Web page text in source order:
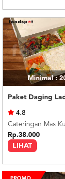
Minimal :
Paket Daging
LIHAT
4.8
Cateringan Mas
Rp.38.000